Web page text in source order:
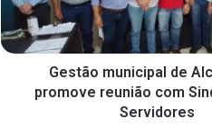
Gestão municipal de
promove reunião com
Servidores